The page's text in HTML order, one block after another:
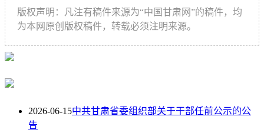
版权声明：凡注有稿件来源为“中国甘肃网”的稿件，均
为本网原创版权稿件，转载必须注明来源。
2026-06-15中共甘肃省委组织部关于干部任前公示的公
告